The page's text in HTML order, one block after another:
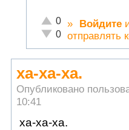
Отлично!
0
Неадекватно!
0
» Войдите
отправлять
ха-ха-ха.
Опубликовано
10:41
ха-ха-ха.